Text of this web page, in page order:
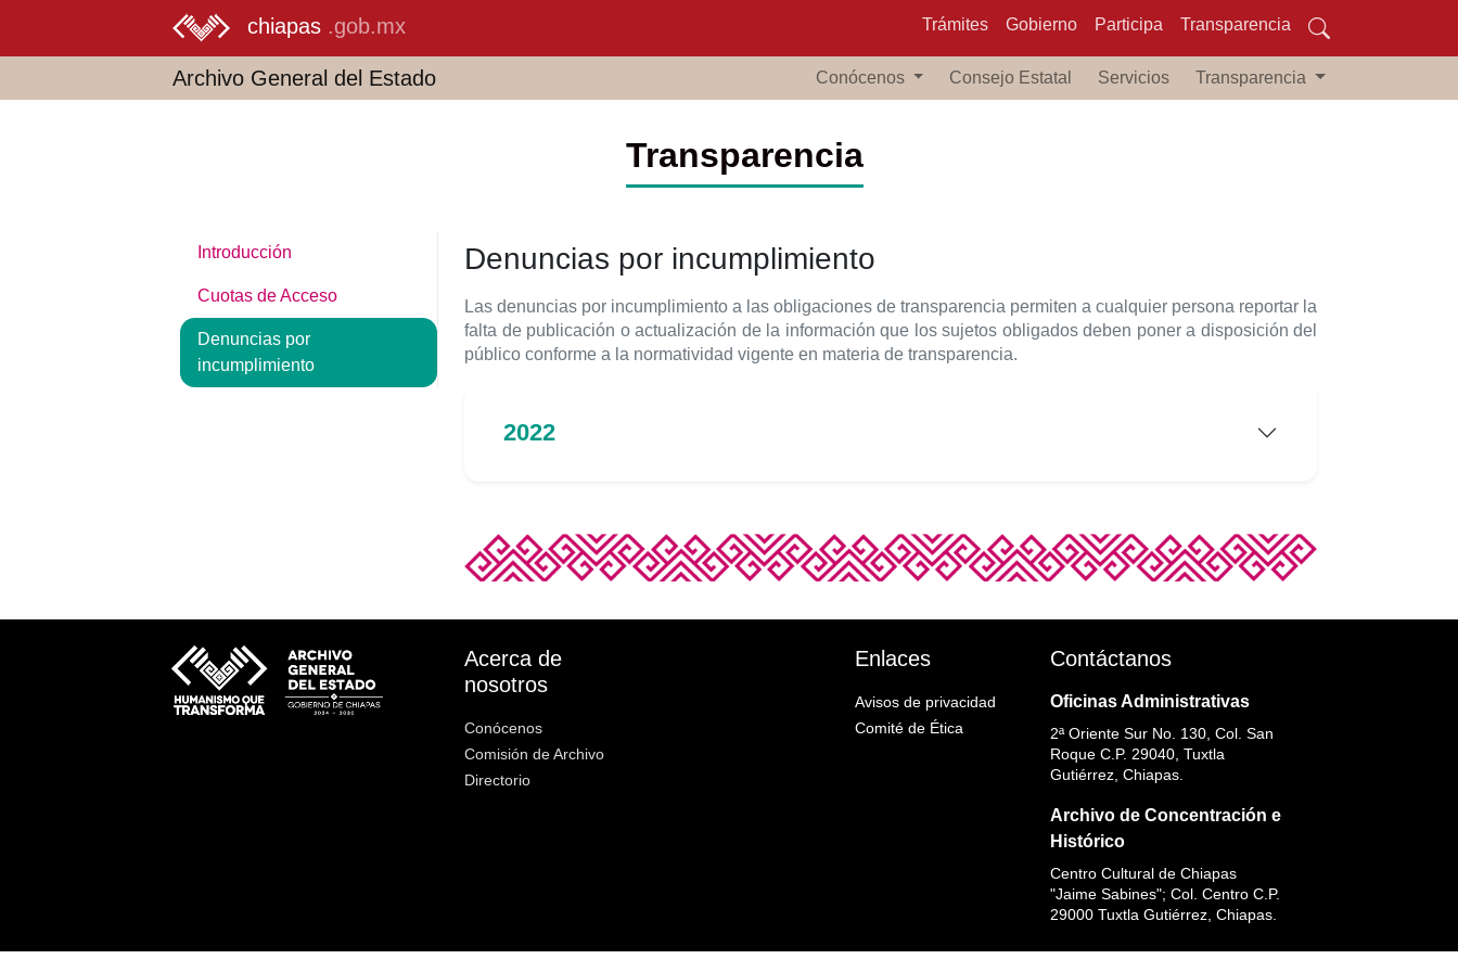
chiapas .gob.mx Trámites Gobierno Participa Transparencia
Archivo General del Estado Conócenos Consejo Estatal Servicios Transparencia
Transparencia
Introducción
Cuotas de Acceso
Denuncias por
incumplimiento
Denuncias por incumplimiento
Las denuncias por incumplimiento a las obligaciones de transparencia permiten a cualquier persona reportar la
falta de publicación o actualización de la información que los sujetos obligados deben poner a disposición del
público conforme a la normatividad vigente en materia de transparencia.
2022
Acerca de
nosotros
Conócenos
Comisión de Archivo
Directorio
Enlaces
Avisos de privacidad
Comité de Ética
Contáctanos
Oficinas Administrativas
2ª Oriente Sur No. 130, Col. San
Roque C.P. 29040, Tuxtla
Gutiérrez, Chiapas.
Archivo de Concentración e
Histórico
Centro Cultural de Chiapas
"Jaime Sabines"; Col. Centro C.P.
29000 Tuxtla Gutiérrez, Chiapas.